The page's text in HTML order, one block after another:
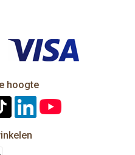
hoogte